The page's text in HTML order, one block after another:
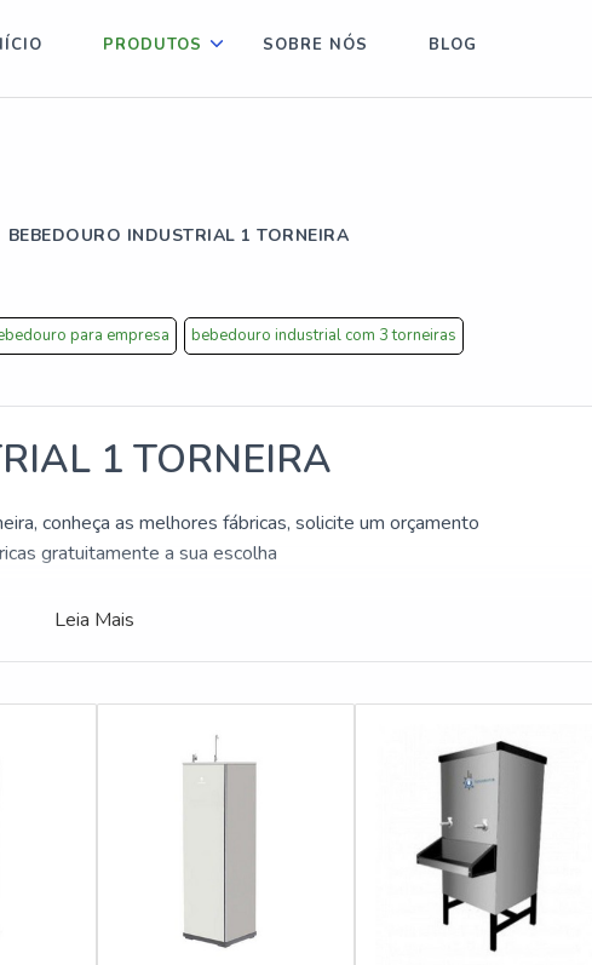
PRODUTOS SOBRE NÓS BLOG
BEBEDOURO INDUSTRIAL 1 TORNEIRA
para empresa bebedouro industrial com 3 torneiras
1 TORNEIRA
conheça as melhores fábricas, solicite um orçamento
gratuitamente a sua escolha
Leia Mais